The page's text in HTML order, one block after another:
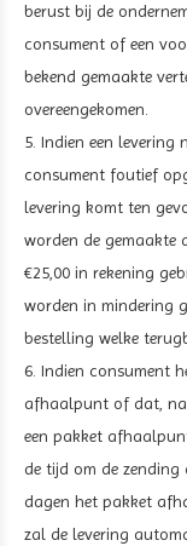
berust bij de
consument of een
bekend gemaakte
overeengekomen.
5. Indien een
consument foutief
levering komt ten
worden de gemaakte
€25,00 in rekening
worden in mindering
bestelling welke
6. Indien consument
afhaalpunt of dat, na
een pakket
de tijd om de
dagen het pakket
zal de levering